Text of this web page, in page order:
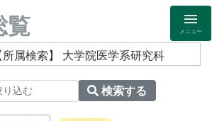
覧 メニュー
所属検索】 大学院医学系研究科
検索する